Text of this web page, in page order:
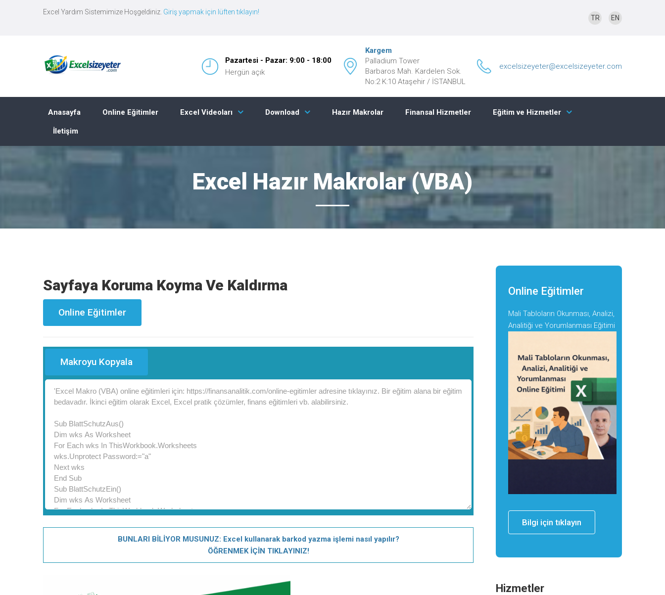
Excel Yardım Sistemimize Hoşgeldiniz. Giriş yapmak için lüften tıklayın!
TR EN
Pazartesi - Pazar: 9:00 - 18:00
Hergün açık
Kargem
Palladium Tower
Barbaros Mah. Kardelen Sok.
No:2 K:10 Ataşehir / İSTANBUL
excelsizeyeter@excelsizeyeter.com
Anasayfa Online Eğitimler Excel Videoları Download Hazır Makrolar Finansal Hizmetler Eğitim ve Hizmetler
İletişim
Excel Hazır Makrolar (VBA)
Sayfaya Koruma Koyma Ve Kaldırma
Online Eğitimler
Makroyu Kopyala
BUNLARI BİLİYOR MUSUNUZ: Excel kullanarak barkod yazma işlemi nasıl yapılır?
ÖĞRENMEK İÇİN TIKLAYINIZ!
Online Eğitimler
Mali Tabloların Okunması, Analizi,
Analitiği ve Yorumlanması Eğitimi
Bilgi için tıklayın
Hizmetler